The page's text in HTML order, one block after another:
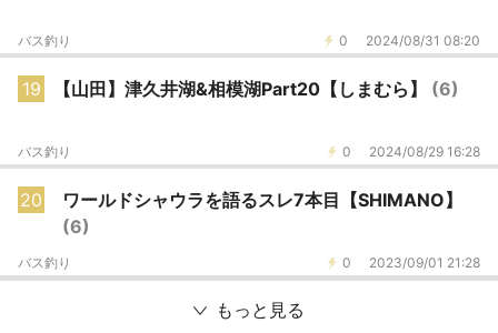
0 2024/08/31 08:20
バス釣り
19 【山田】津久井湖&相模湖Part20【しまむら】 (6)
0 2024/08/29 16:28
バス釣り
20
ワールドシャウラを語るスレ7本目【SHIMANO】
(6)
0 2023/09/01 21:28
バス釣り
もっと見る